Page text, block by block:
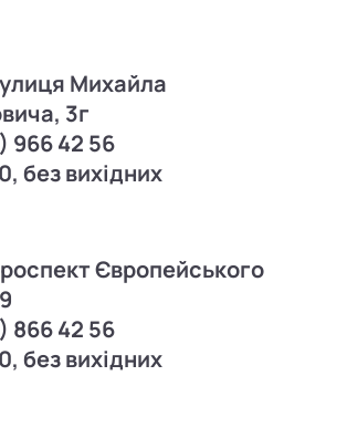
Михайла
3г
966 42 56
без вихідних
Європейського
866 42 56
без вихідних